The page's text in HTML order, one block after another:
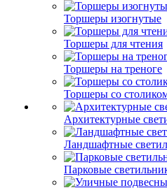
Торшеры изогнутые
Торшеры для чтения
Торшеры на треноге
Торшеры со
Архитектурные
Ландшафтные
Парковые